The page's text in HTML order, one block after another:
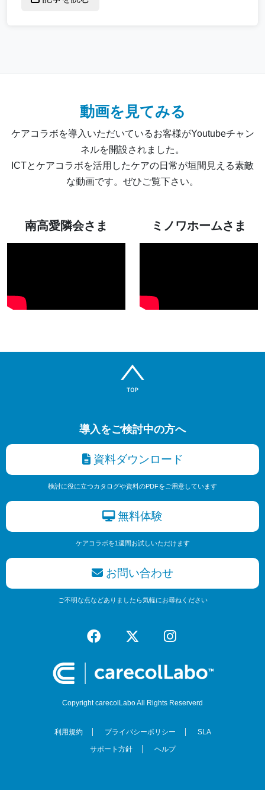
動画を見てみる
ケアコラボを導入いただいているお客様がYoutubeチャン
ネルを開設されました。
ICTとケアコラボを活用したケアの日常が垣間見える素敵
な動画です。ぜひご覧下さい。
南高愛隣会さま ミノワホームさま
導入をご検討中の方へ
資料ダウンロード
検討に役に立つカタログや資料のPDFをご用意しています
無料体験
ケアコラボを1週間お試しいただけます
お問い合わせ
ご不明な点などありましたら気軽にお尋ねください
Copyright carecolLabo All Rights Reserverd
利用規約 プライバシーポリシー SLA
サポート方針 ヘルプ